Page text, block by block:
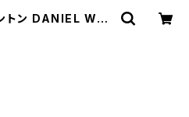
トン DANIEL WEL